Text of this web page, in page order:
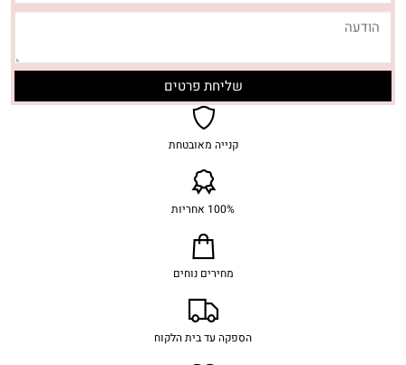
קנייה מאובטחת
100% אחריות
מחירים נוחים
הספקה עד בית הלקוח